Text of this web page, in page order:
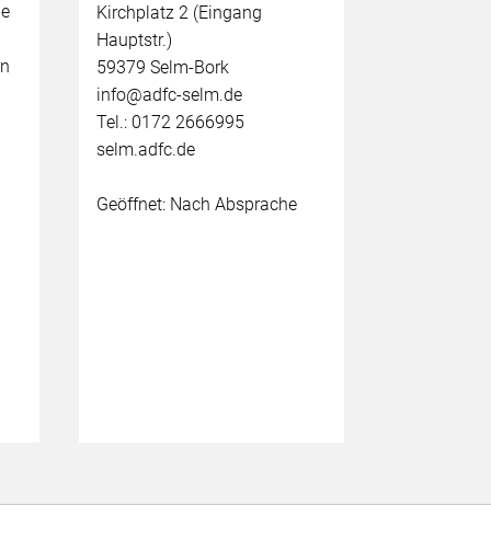
Kirchplatz 2 (Eingang
Hauptstr.)
59379 Selm-Bork
info@adfc-selm.de
Tel.: 0172 2666995
selm.adfc.de
Geöffnet: Nach Absprache